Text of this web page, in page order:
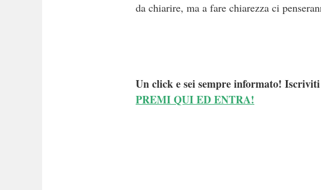
da chiarire, ma a fare chiarezza ci
Un click e sei sempre informato!
PREMI QUI ED ENTRA!